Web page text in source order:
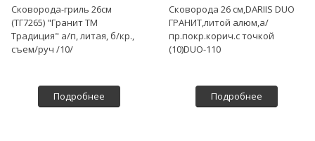
Сковорода-гриль 26см
(ТГ7265) "Гранит ТМ
Традиция" а/п, литая, б/кр.,
съем/руч /10/
Подробнее
Сковорода 26 см,DARIIS DUO
ГРАНИТ,литой алюм,а/
пр.покр.корич.с точкой
(10)DUO-110
Подробнее